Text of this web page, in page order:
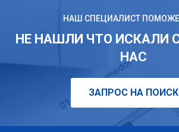
НАШ СПЕЦИАЛИСТ
НЕ НАШЛИ ЧТО ИСКАЛИ
НАС
ЗАПРОС НА ПОИСК